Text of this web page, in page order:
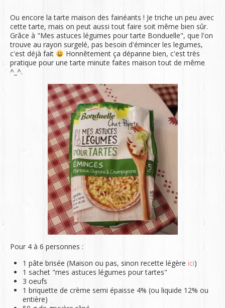
Ou encore la tarte maison des fainéants ! Je triche un peu avec
cette tarte, mais on peut aussi tout faire soit même bien sûr.
Grâce à "Mes astuces légumes pour tarte Bonduelle", que l'on
trouve au rayon surgelé, pas besoin d'émincer les legumes,
c'est déjà fait
Honnêtement ça dépanne bien, c'est très
pratique pour une tarte minute faites maison tout de même
^_^.
Pour 4 à 6 personnes :
1 pâte brisée (Maison ou pas, sinon recette légère ici)
1 sachet "mes astuces légumes pour tartes"
3 oeufs
1 briquette de crème semi épaisse 4% (ou liquide 12% ou
entière)